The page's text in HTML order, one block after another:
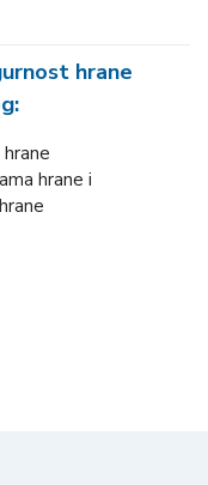
hrane
hrane i